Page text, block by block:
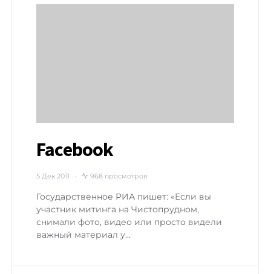
Facebook
5 Дек 2011 968 просмотров
Государственное РИА пишет: «Если вы
участник митинга на Чистопрудном,
снимали фото, видео или просто видели
важный материал у…